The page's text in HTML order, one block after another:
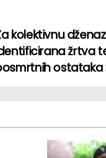
kolektivnu
žrtva
ostataka